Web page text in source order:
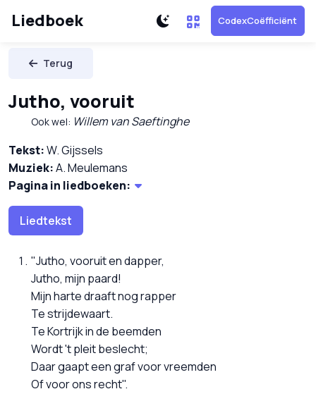
Liedboek CodexCoëfficiënt
Terug
Jutho, vooruit
Ook wel: Willem van Saeftinghe
Tekst:W. Gijssels
Muziek:A. Meulemans
Pagina in liedboeken:
Liedtekst
"Jutho, vooruit en dapper,
Jutho, mijn paard!
Mijn harte draaft nog rapper
Te strijdewaart.
Te Kortrijk in de beemden
Wordt 't pleit beslecht;
Daar gaapt een graf voor vreemden
Of voor ons recht".